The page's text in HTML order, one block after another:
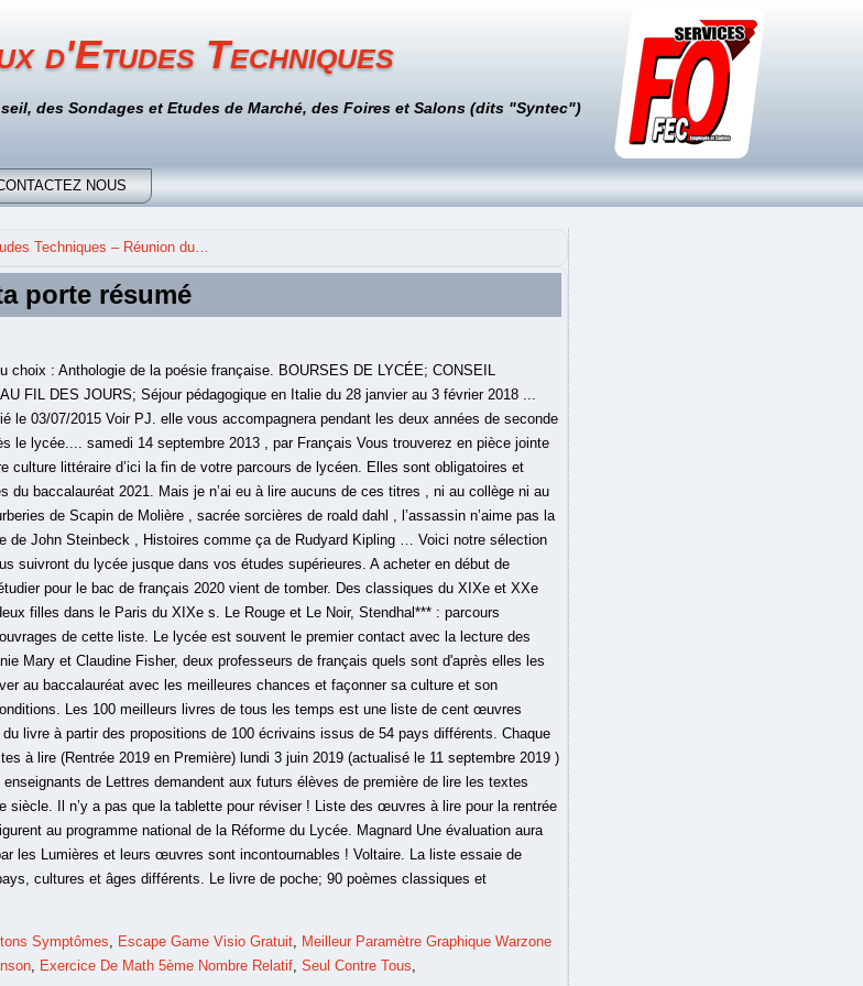
d'Etudes Techniques
des Sondages et Etudes de Marché, des Foires et Salons (dits "Syntec")
NOUS
Techniques – Réunion du…
porte résumé
choix : Anthologie de la poésie française. BOURSES DE LYCÉE; CONSEIL
FIL DES JOURS; Séjour pédagogique en Italie du 28 janvier au 3 février 2018 ...
le 03/07/2015 Voir PJ. elle vous accompagnera pendant les deux années de seconde
le lycée.... samedi 14 septembre 2013 , par Français Vous trouverez en pièce jointe
culture littéraire d’ici la fin de votre parcours de lycéen. Elles sont obligatoires et
du baccalauréat 2021. Mais je n’ai eu à lire aucuns de ces titres , ni au collège ni au
de Scapin de Molière , sacrée sorcières de roald dahl , l’assassin n’aime pas la
de John Steinbeck , Histoires comme ça de Rudyard Kipling … Voici notre sélection
suivront du lycée jusque dans vos études supérieures. A acheter en début de
pour le bac de français 2020 vient de tomber. Des classiques du XIXe et XXe
filles dans le Paris du XIXe s. Le Rouge et Le Noir, Stendhal*** : parcours
de cette liste. Le lycée est souvent le premier contact avec la lecture des
Mary et Claudine Fisher, deux professeurs de français quels sont d'après elles les
au baccalauréat avec les meilleures chances et façonner sa culture et son
Les 100 meilleurs livres de tous les temps est une liste de cent œuvres
livre à partir des propositions de 100 écrivains issus de 54 pays différents. Chaque
à lire (Rentrée 2019 en Première) lundi 3 juin 2019 (actualisé le 11 septembre 2019 )
de Lettres demandent aux futurs élèves de première de lire les textes
Il n’y a pas que la tablette pour réviser ! Liste des œuvres à lire pour la rentrée
au programme national de la Réforme du Lycée. Magnard Une évaluation aura
les Lumières et leurs œuvres sont incontournables ! Voltaire. La liste essaie de
cultures et âges différents. Le livre de poche; 90 poèmes classiques et
Symptômes, Escape Game Visio Gratuit, Meilleur Paramètre Graphique Warzone
, Exercice De Math 5ème Nombre Relatif,Seul Contre Tous,